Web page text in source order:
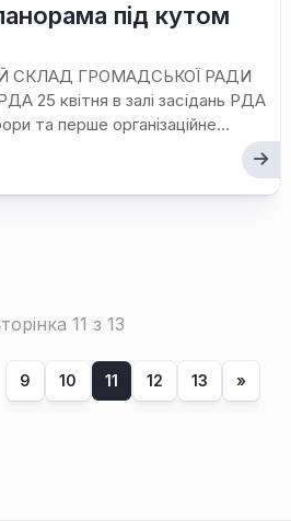
під кутом
СКЛАД ГРОМАДСЬКОЇ РАДИ
25 квітня в залі засідань РДА
та перше організаційне...
11 з 13
9 10 11 12 13 »